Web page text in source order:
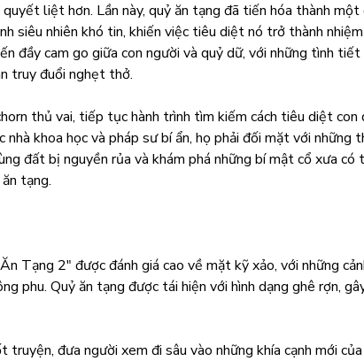
liệt hơn. Lần này, quỷ ăn tạng đã tiến hóa thành một
siêu nhiên khó tin, khiến việc tiêu diệt nó trở thành
đầy cam go giữa con người và quỷ dữ, với những tình
truy đuổi nghẹt thở.
thủ vai, tiếp tục hành trình tìm kiếm cách tiêu diệt con
khoa học và pháp sư bí ẩn, họ phải đối mặt với những
đất bị nguyền rủa và khám phá những bí mật cổ xưa có
tạng.
Tạng 2" được đánh giá cao về mặt kỹ xảo, với những
phu. Quỷ ăn tạng được tái hiện với hình dạng ghê rợn,
đưa người xem đi sâu vào những khía cạnh mới